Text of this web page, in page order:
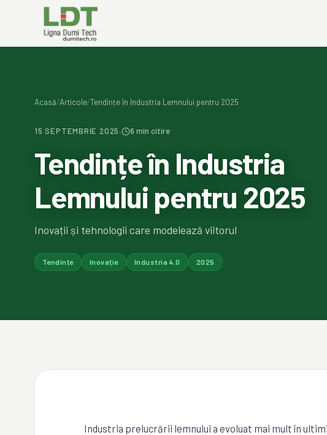
Acasă/Articole/Tendințe în Industria Lemnului pentru 2025
15 SEPTEMBRIE 2025· 6 min citire
Tendințe în Industria
Lemnului pentru 2025
Inovații și tehnologii care modelează viitorul
Tendințe Inovație Industria 4.0 2025
Industria prelucrării lemnului a evoluat mai mult în